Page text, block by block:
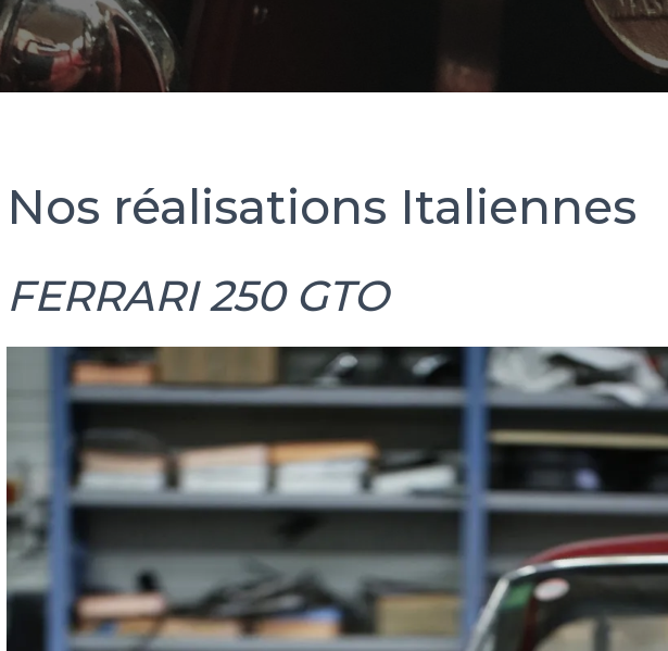
Nos réalisations Italiennes
FERRARI 250 GTO